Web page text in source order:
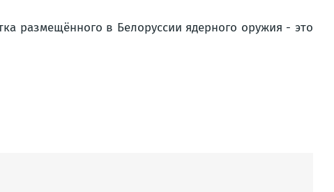
размещённого в Белоруссии ядерного оружия - это